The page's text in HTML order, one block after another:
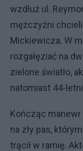
wzdłuż ul.
mężczyźni
Mickiewicza. W
rozgałęziać na
zielone światło,
natomiast 44-
Kończąc
na zły pas,
trącił w ramię.